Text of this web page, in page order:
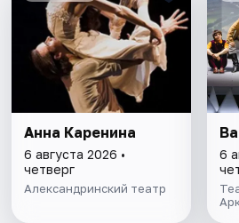
Анна Каренина
6 августа 2026 •
четверг
Александринский театр
6